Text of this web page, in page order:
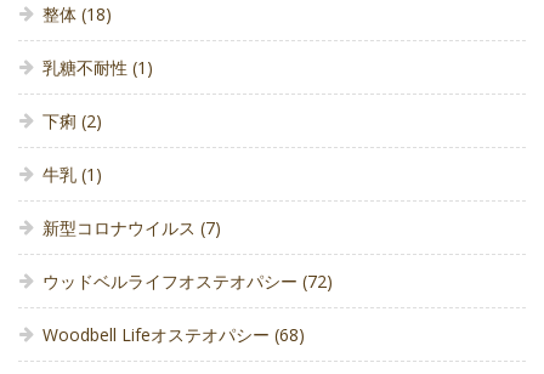
整体 (18)
乳糖不耐性 (1)
下痢 (2)
牛乳 (1)
新型コロナウイルス (7)
ウッドベルライフオステオパシー (72)
Woodbell Lifeオステオパシー (68)